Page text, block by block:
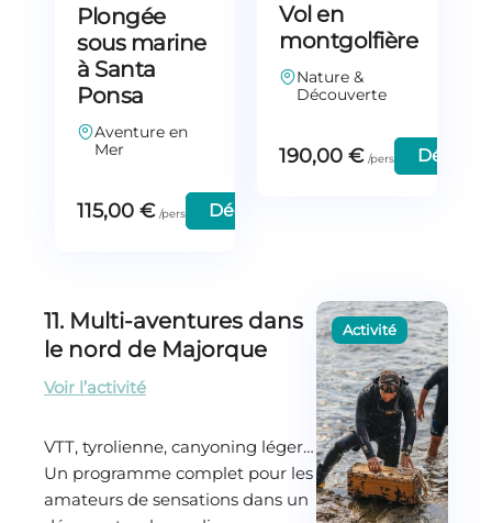
Plongée
sous marine
à Santa
Ponsa
Aventure en
Mer
115,00 € Découvrir
Vol en
montgolfière
Nature &
Découverte
190,00 €
11. Multi-aventures dans
le nord de Majorque
Voir l’activité
VTT, tyrolienne, canyoning léger…
Un programme complet pour les
amateurs de sensations dans un